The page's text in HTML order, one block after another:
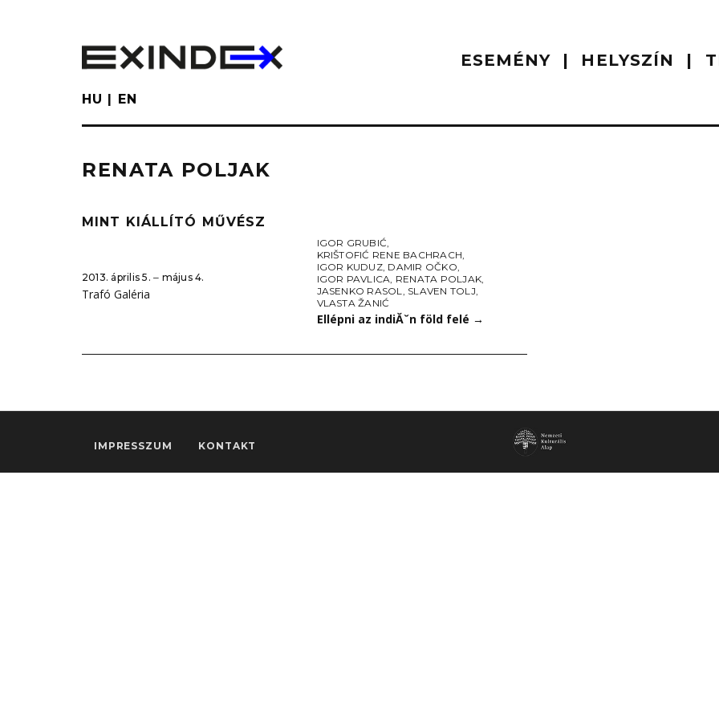
ESEMÉNY HELYSZÍN
HU EN
RENATA POLJAK
MINT KIÁLLÍTÓ MŰVÉSZ
2013. április 5. ‒ május 4.
Trafó Galéria
IGOR GRUBIĆ,
KRIŠTOFIĆ RENE BACHRACH,
IGOR KUDUZ, DAMIR OČKO,
IGOR PAVLICA, RENATA POLJAK,
JASENKO RASOL, SLAVEN TOLJ,
VLASTA ŽANIĆ
Ellépni az indiĂˇn föld felé →
IMPRESSZUM KONTAKT